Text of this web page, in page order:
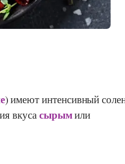
) имеют интенсивный
вкусасырымили